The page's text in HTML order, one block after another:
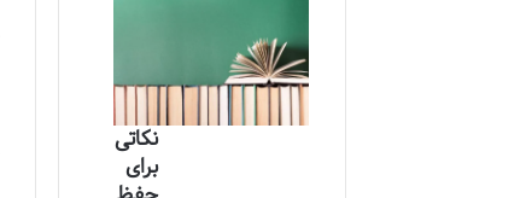
نکاتی
برای